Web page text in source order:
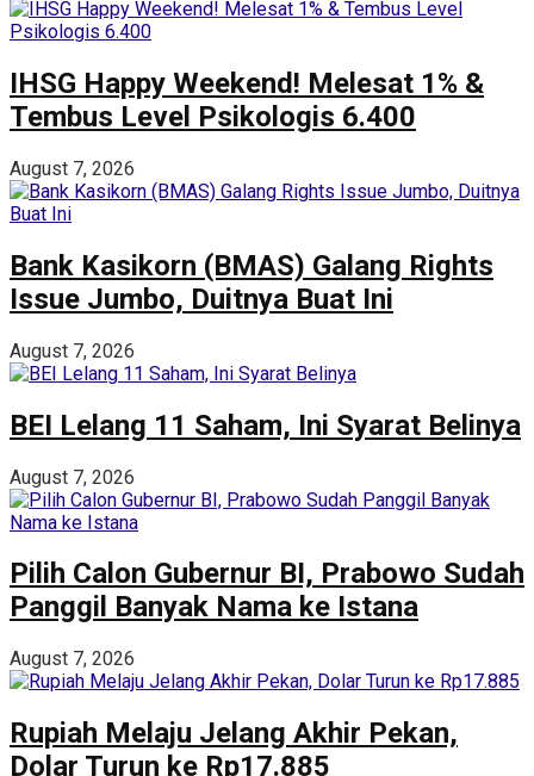
IHSG Happy Weekend! Melesat 1% &
Tembus Level Psikologis 6.400
August 7, 2026
Bank Kasikorn (BMAS) Galang Rights
Issue Jumbo, Duitnya Buat Ini
August 7, 2026
BEI Lelang 11 Saham, Ini Syarat Belinya
August 7, 2026
Pilih Calon Gubernur BI, Prabowo Sudah
Panggil Banyak Nama ke Istana
August 7, 2026
Rupiah Melaju Jelang Akhir Pekan,
Dolar Turun ke Rp17.885